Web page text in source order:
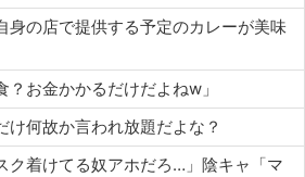
身の店で提供する予定のカレーが美味
お金かかるだけだよねw」
け何故か言われ放題だよな？
ク着けてる奴アホだろ…」陰キャ「マ